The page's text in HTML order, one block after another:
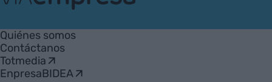
Empresa
Quiénes somos
Contáctanos
Totmedia
EnpresaBIDEA